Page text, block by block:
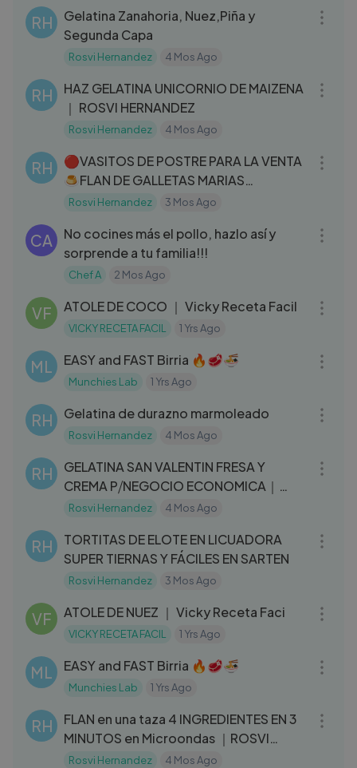
RH
Gelatina Zanahoria, Nuez,Piña y
Segunda Capa
Rosvi Hernandez 4 Mos Ago
RH
HAZ GELATINA UNICORNIO DE MAIZENA
｜ ROSVI HERNANDEZ
Rosvi Hernandez 4 Mos Ago
RH
🔴VASITOS DE POSTRE PARA LA VENTA
🍮FLAN DE GALLETAS MARIAS
INDIVIDUALES 3
Rosvi Hernandez 3 Mos Ago
CA
No cocines más el pollo, hazlo así y
sorprende a tu familia!!!
Chef A 2 Mos Ago
VF ATOLE DE COCO ｜ Vicky Receta Facil
VICKY RECETA FACIL 1 Yrs Ago
ML EASY and FAST Birria 🔥🥩🍜
Munchies Lab 1 Yrs Ago
RH Gelatina de durazno marmoleado
Rosvi Hernandez 4 Mos Ago
RH
GELATINA SAN VALENTIN FRESA Y
CREMA P⧸NEGOCIO ECONOMICA｜
ROSVI HERNANDEZ
Rosvi Hernandez 4 Mos Ago
RH
TORTITAS DE ELOTE EN LICUADORA
SUPER TIERNAS Y FÁCILES EN SARTEN
Rosvi Hernandez 3 Mos Ago
VF ATOLE DE NUEZ ｜ Vicky Receta Faci
VICKY RECETA FACIL 1 Yrs Ago
ML EASY and FAST Birria 🔥🥩🍜
Munchies Lab 1 Yrs Ago
RH
FLAN en una taza 4 INGREDIENTES EN 3
MINUTOS en Microondas ｜ROSVI
HERNÁNDEZ
Rosvi Hernandez 4 Mos Ago